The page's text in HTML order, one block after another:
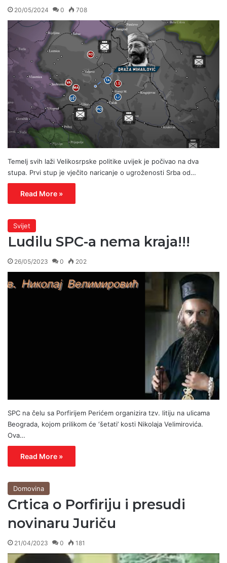
20/05/2024 0 708
Temelj svih laži Velikosrpske politike uvijek je počivao na dva
stupa. Prvi stup je vječito naricanje o ugroženosti Srba od…
Read More »
Svijet
Ludilu SPC-a nema kraja!!!
26/05/2023 0 202
SPC na čelu sa Porfirijem Perićem organizira tzv. litiju na ulicama
Beograda, kojom prilikom će ‘šetati’ kosti Nikolaja Velimirovića.
Ova…
Read More »
Domovina
Crtica o Porfiriju i presudi
novinaru Juriču
21/04/2023 0 181